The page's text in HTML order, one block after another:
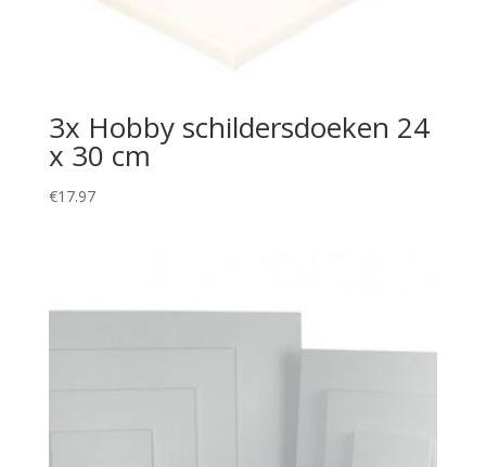
3x Hobby schildersdoeken 24
x 30 cm
€17.97